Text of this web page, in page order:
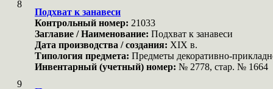
8
Подхват к занавеси
Контрольный номер: 21033
Заглавие / Наименование: Подхват к занавеси
Дата производства / создания: XIX в.
Типология предмета: Предметы декоративно-
Инвентарный (учетный) номер: № 2778, стар. № 1664
9